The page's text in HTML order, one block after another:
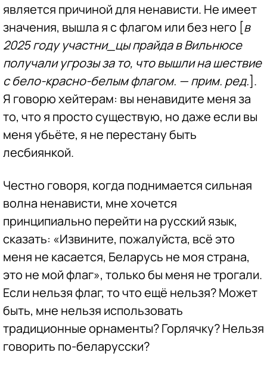
является причиной для ненависти. Не имеет
значения, вышла я с флагом или без него [в
2025 году участни_цы прайда в Вильнюсе
получали угрозы за то, что вышли на шествие
с бело-красно-белым флагом. — прим. ред.].
Я говорю хейтерам: вы ненавидите меня за
то, что я просто существую, но даже если вы
меня убьёте, я не перестану быть
лесбиянкой.
Честно говоря, когда поднимается сильная
волна ненависти, мне хочется
принципиально перейти на русский язык,
сказать: «Извините, пожалуйста, всё это
меня не касается, Беларусь не моя страна,
это не мой флаг», только бы меня не трогали.
Если нельзя флаг, то что ещё нельзя? Может
быть, мне нельзя использовать
традиционные орнаменты? Горлячку? Нельзя
говорить по-беларусски?